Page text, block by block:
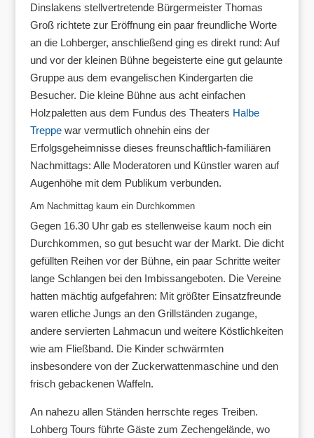
Dinslakens stellvertretende Bürgermeister Thomas
Groß richtete zur Eröffnung ein paar freundliche Worte
an die Lohberger, anschließend ging es direkt rund: Auf
und vor der kleinen Bühne begeisterte eine gut gelaunte
Gruppe aus dem evangelischen Kindergarten die
Besucher. Die kleine Bühne aus acht einfachen
Holzpaletten aus dem Fundus des Theaters Halbe
Treppewar vermutlich ohnehin eins der
Erfolgsgeheimnisse dieses freunschaftlich-familiären
Nachmittags: Alle Moderatoren und Künstler waren auf
Augenhöhe mit dem Publikum verbunden.
Am Nachmittag kaum ein Durchkommen
Gegen 16.30 Uhr gab es stellenweise kaum noch ein
Durchkommen, so gut besucht war der Markt. Die dicht
gefüllten Reihen vor der Bühne, ein paar Schritte weiter
lange Schlangen bei den Imbissangeboten. Die Vereine
hatten mächtig aufgefahren: Mit größter Einsatzfreunde
waren etliche Jungs an den Grillständen zugange,
andere servierten Lahmacun und weitere Köstlichkeiten
wie am Fließband. Die Kinder schwärmten
insbesondere von der Zuckerwattenmaschine und den
frisch gebackenen Waffeln.
An nahezu allen Ständen herrschte reges Treiben.
Lohberg Tours führte Gäste zum Zechengelände, wo